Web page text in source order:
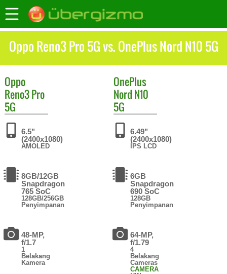
Oppo Reno3 Pro 5G vs. OnePlus Nord N10 5G
Oppo
Reno3 Pro
5G
6.5"
(2400x1080)
AMOLED
8GB/12GB
Snapdragon
765 SoC
128GB/256GB
Penyimpanan
48-MP,
f/1.7
1
Belakang
Kamera
OnePlus
Nord N10
5G
6.49"
(2400x1080)
IPS LCD
6GB
Snapdragon
690 SoC
128GB
Penyimpanan
64-MP,
f/1.79
4
Belakang
Cameras
CAMERA